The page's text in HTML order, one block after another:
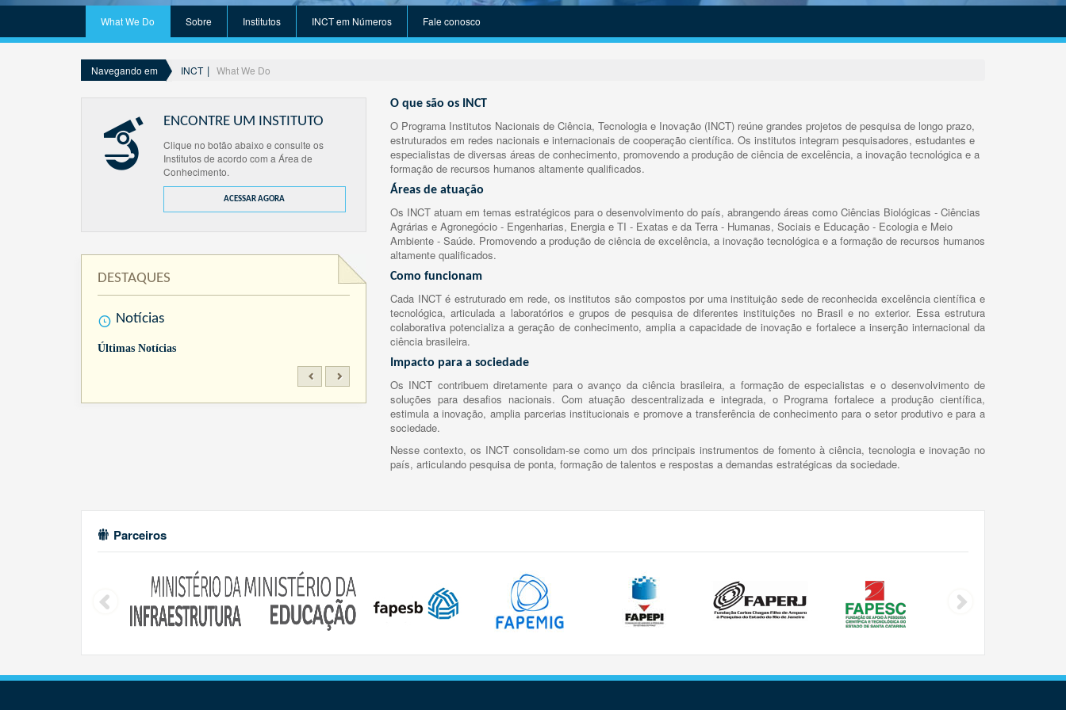
What We Do Sobre Institutos INCT em Números Fale conosco
Navegando em INCT What We Do
ENCONTRE UM INSTITUTO
Clique no botão abaixo e consulte os
Institutos de acordo com a Área de
Conhecimento.
ACESSAR AGORA
DESTAQUES
Notícias
Últimas Notícias
O que são os INCT
O Programa Institutos Nacionais de Ciência, Tecnologia e Inovação (INCT) reúne grandes projetos de pesquisa de longo prazo,
estruturados em redes nacionais e internacionais de cooperação científica. Os institutos integram pesquisadores, estudantes e
especialistas de diversas áreas de conhecimento, promovendo a produção de ciência de excelência, a inovação tecnológica e a
formação de recursos humanos altamente qualificados.
Áreas de atuação
Os INCT atuam em temas estratégicos para o desenvolvimento do país, abrangendo áreas como Ciências Biológicas - Ciências
Agrárias e Agronegócio - Engenharias, Energia e TI - Exatas e da Terra - Humanas, Sociais e Educação - Ecologia e Meio
Ambiente - Saúde. Promovendo a produção de ciência de excelência, a inovação tecnológica e a formação de recursos humanos
altamente qualificados.
Como funcionam
Cada INCT é estruturado em rede, os institutos são compostos por uma instituição sede de reconhecida excelência científica e
tecnológica, articulada a laboratórios e grupos de pesquisa de diferentes instituições no Brasil e no exterior. Essa estrutura
colaborativa potencializa a geração de conhecimento, amplia a capacidade de inovação e fortalece a inserção internacional da
ciência brasileira.
Impacto para a sociedade
Os INCT contribuem diretamente para o avanço da ciência brasileira, a formação de especialistas e o desenvolvimento de
soluções para desafios nacionais. Com atuação descentralizada e integrada, o Programa fortalece a produção científica,
estimula a inovação, amplia parcerias institucionais e promove a transferência de conhecimento para o setor produtivo e para a
sociedade.
Nesse contexto, os INCT consolidam-se como um dos principais instrumentos de fomento à ciência, tecnologia e inovação no
país, articulando pesquisa de ponta, formação de talentos e respostas a demandas estratégicas da sociedade.
Parceiros